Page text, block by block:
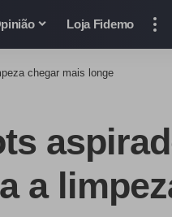
Loja Fidemo
chegar mais longe
a